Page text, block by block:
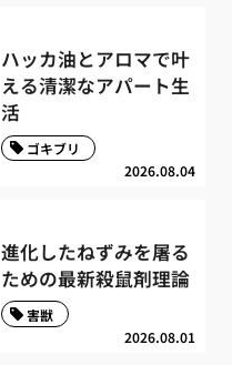
ハッカ油とアロマで叶
える清潔なアパート生
活
2026.08.04
ゴキブリ
進化したねずみを屠る
ための最新殺鼠剤理論
2026.08.01
害獣